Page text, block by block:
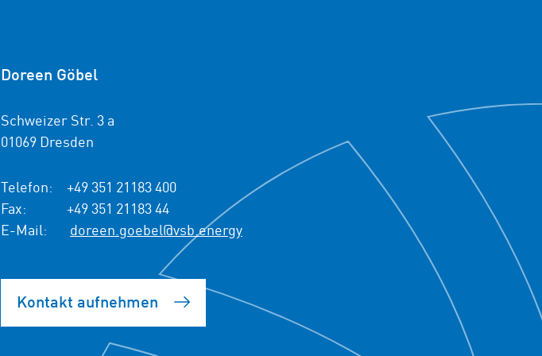
Doreen Göbel
Schweizer Str. 3 a
01069 Dresden
Telefon:
+49 351 21183 400
Fax:
+49 351 21183 44
E-Mail:
doreen.goebel@vsb.energy
Kontakt aufnehmen